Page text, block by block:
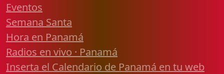
Eventos
Semana Santa
Hora en Panamá
Radios en vivo · Panamá
Inserta el Calendario de Panamá en tu web